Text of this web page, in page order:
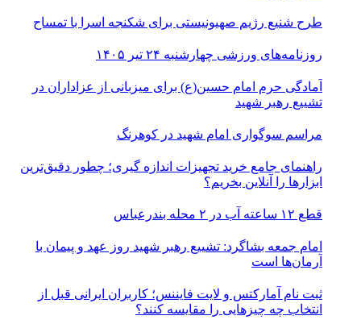
طرح شنیع رژیم صهیونیستی برای شکنجه اسرا با تمساح
روزنامه‌های ورزشی چهارشنبه ۲۴ تیر ۱۴۰۵
آمادگی حرم امام حسین(ع) برای میزبانی از عزاداران در
تشییع رهبر شهید
مراسم سوگواری امام شهید در کوهرنگ
راهنمای جامع خرید تجهیزات اندازه گیری؛ چطور دقیق‌ترین
ابزارها را آنلاین بخریم؟
قطع ۱۲ ساعته آب در ۲ محله بندرعباس
امام جمعه بشاگرد: تشییع رهبر شهید روز عهد و پیمان با
آرمان‌ها است
ثبت نام آمارکتس و لایت فایننس؛ کاربران ایرانی قبل از
انتخاب چه چیزهایی را مقایسه کنند؟